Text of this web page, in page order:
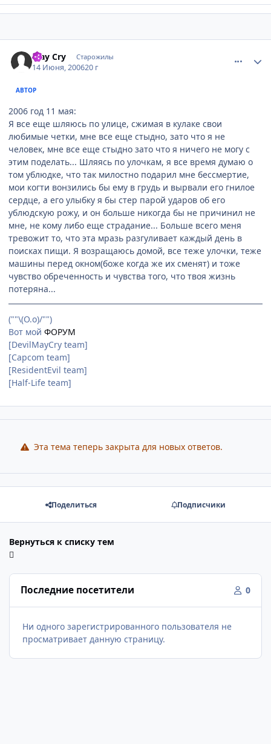
May Cry Старожилы
14 Июня, 200620 г
АВТОР
2006 год 11 мая:
Я все еще шляюсь по улице, сжимая в кулаке свои
любимые четки, мне все еще стыдно, зато что я не
человек, мне все еще стыдно зато что я ничего не могу с
этим поделать... Шляясь по улочкам, я все время думаю о
том ублюдке, что так милостно подарил мне бессмертие,
мои когти вонзились бы ему в грудь и вырвали его гнилое
сердце, а его улыбку я бы стер парой ударов об его
ублюдскую рожу, и он больше никогда бы не причинил не
мне, не кому либо еще страдание... Больше всего меня
тревожит то, что эта мразь разгуливает каждый день в
поисках пищи. Я возращаюсь домой, все теже улочки, теже
машины перед окном(боже когда же их сменят) и тоже
чувство обреченность и чувства того, что твоя жизнь
потеряна...
(""\(О.о)/"")
Вот мой ФОРУМ
[DevilMayCry team]
[Capcom team]
[ResidentEvil team]
[Half-Life team]
Эта тема теперь закрыта для новых ответов.
Поделиться Подписчики
Вернуться к списку тем
Последние посетители 0
Ни одного зарегистрированного пользователя не
просматривает данную страницу.